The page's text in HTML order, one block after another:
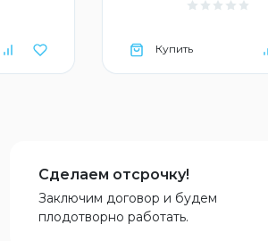
Купить
Сделаем отсрочку!
Заключим договор и будем
плодотворно работать.